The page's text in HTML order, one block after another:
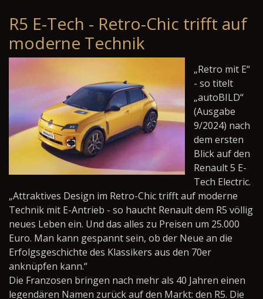
R5 E-Tech - Retro-Chic trifft auf
moderne Technik
„Retro mit E“
- so titelt
„autoBILD“
(Ausgabe
9/2024) nach
dem ersten
Blick auf den
Renault 5 E-
Tech Electric.
„Attraktives Design im Retro-Chic trifft auf moderne
Technik mit E-Antrieb - so haucht Renault dem R5 völlig
neues Leben ein. Und das alles zu Preisen um 25.000
Euro. Man kann gespannt sein, ob der Neue an die
Erfolgsgeschichte des Klassikers aus den 70er
anknüpfen kann.“
Die Franzosen bringen nach mehr als 40 Jahren einen
legendären Namen zurück auf den Markt: den R5. Die